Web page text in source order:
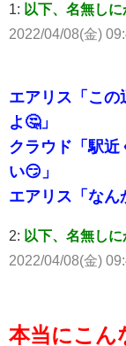
1: 以下、名無し
2022/04/08(金)
エアリス「この
よ🤔」
クラウド「駅近
い😏」
エアリス「なん
2: 以下、名無し
2022/04/08(金)
本当にこん